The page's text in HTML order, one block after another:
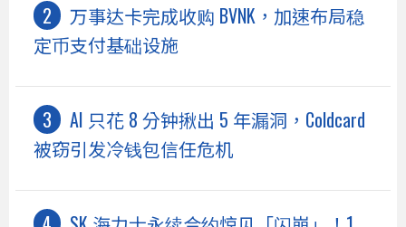
万事达卡完成收购 BVNK，加速布局稳
定币支付基础设施
AI 只花 8 分钟揪出 5 年漏洞，Coldcard
被窃引发冷钱包信任危机